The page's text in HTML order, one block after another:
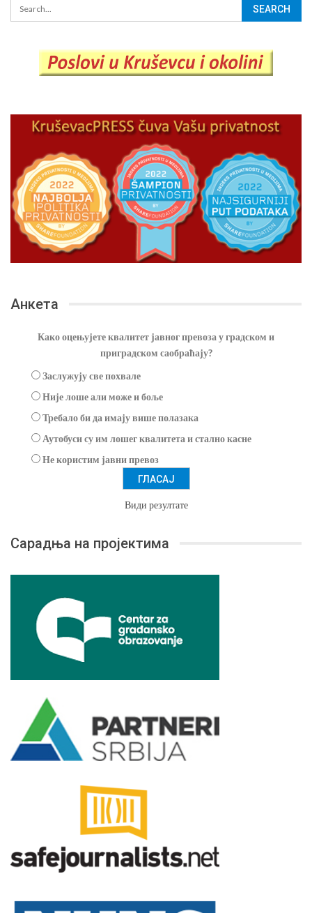
Анкета
Како оцењујете квалитет јавног превоза у градском и
приградском саобраћају?
Заслужују све похвале
Није лоше али може и боље
Требало би да имају више полазака
Аутобуси су им лошег квалитета и стално касне
Не користим јавни превоз
Види резултате
Сарадња на пројектима